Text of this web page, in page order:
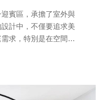
賓區，承擔了室外與
計中，不僅要追求美
求，特別是在空間受
？以下是有關玄關設